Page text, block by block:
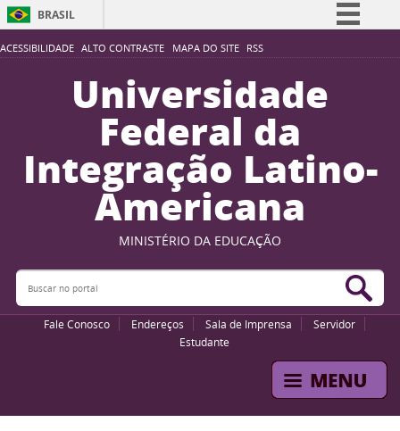
ACESSIBILIDADE ALTO CONTRASTE MAPA DO SITE RSS
BRASIL
Simplifique!
Participe
Acesso à informação
Legislação
Canais
Universidade
Federal da
Integração Latino-
Americana
MINISTÉRIO DA EDUCAÇÃO
Buscar no portal
Fale Conosco Endereços Sala de Imprensa
Servidor
Estudante